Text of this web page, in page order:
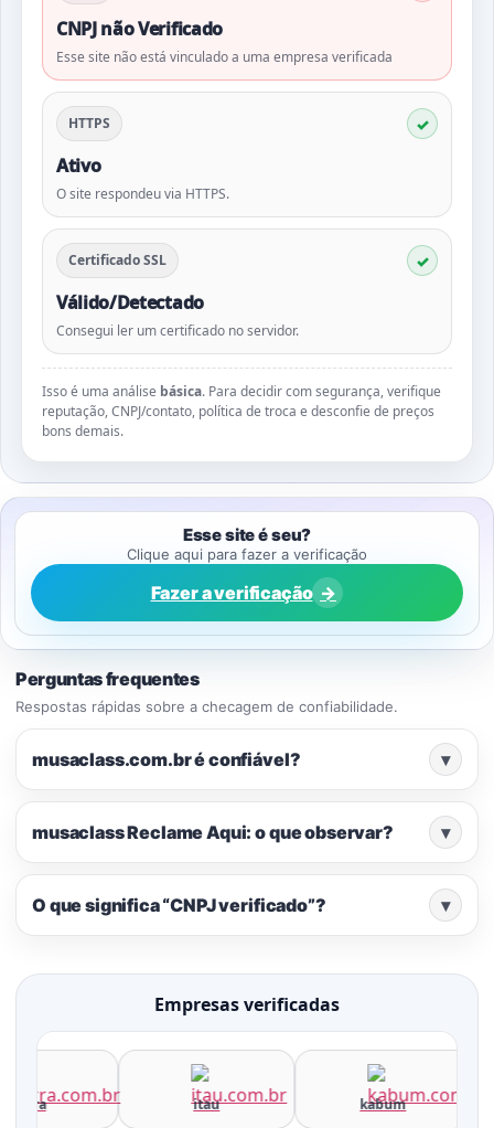
CNPJ não Verificado
Esse site não está vinculado a uma empresa verificada
HTTPS
Ativo
O site respondeu via HTTPS.
Certificado SSL
Válido/Detectado
Consegui ler um certificado no servidor.
Isso é uma análise básica. Para decidir com segurança, verifique
reputação, CNPJ/contato, política de troca e desconfie de preços
bons demais.
Esse site é seu?
Clique aqui para fazer a verificação
Fazer a verificação →
Perguntas frequentes
Respostas rápidas sobre a checagem de confiabilidade.
musaclass.com.br é confiável? ▾
musaclass Reclame Aqui: o que observar? ▾
O que significa “CNPJ verificado”? ▾
Empresas verificadas
terra itau kabum